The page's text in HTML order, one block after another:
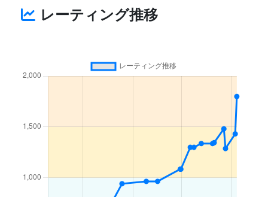
レーティング推移